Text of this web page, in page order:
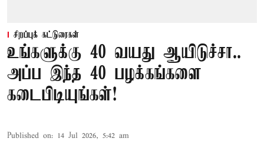
சிறப்புக் கட்டுரைகள்
உங்களுக்கு 40 வயது ஆயிடுச்சா..
அப்ப இந்த 40 பழக்கங்களை
கடைபிடியுங்கள்!
Published on: 14 Jul 2026, 5:42 am